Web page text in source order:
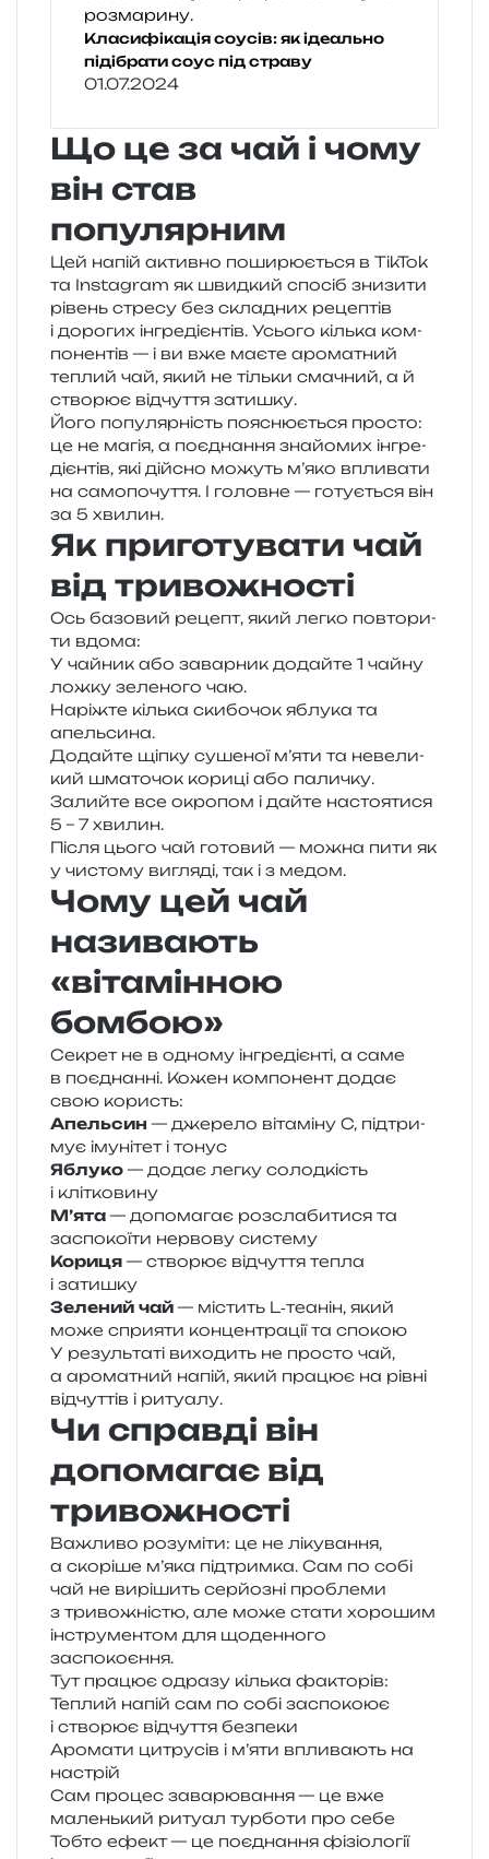
Класифікація соусів: як ідеально
підібрати соус під страву
01.07.2024
Що це за чай і чому
він став
популярним
Цей напій актив­но поши­рю­є­ться в TikTok
та Instagram як швид­кий спо­сіб зни­зи­ти
рівень стре­су без скла­дних реце­птів
і доро­гих інгре­ді­єн­тів. Усього кіль­ка ком­
по­нен­тів — і ви вже маєте аро­ма­тний
теплий чай, який не тіль­ки сма­чний, а й
ство­рює від­чу­т­тя затишку.
Його попу­ляр­ність поясню­є­ться про­сто:
це не магія, а поєд­на­н­ня зна­йо­мих інгре­
ді­єн­тів, які дій­сно можуть м’яко впли­ва­ти
на само­по­чу­т­тя. І голов­не — готу­є­ться він
за 5 хвилин.
Як приготувати чай
від тривожності
Ось базо­вий рецепт, який легко повто­ри­
ти вдома:
У чай­ник або завар­ник додай­те 1 чайну
ложку зеле­но­го чаю.
Наріжте кіль­ка ски­бо­чок яблу­ка та
апельсина.
Додайте щіпку суше­ної м’яти та неве­ли­
кий шма­то­чок кори­ці або паличку.
Залийте все окро­пом і дайте насто­я­ти­ся
5 – 7 хвилин.
Після цього чай гото­вий — можна пити як
у чисто­му вигля­ді, так і з медом.
Чому цей чай
називають
«вітамінною
бомбою»
Секрет не в одно­му інгре­ді­єн­ті, а саме
в поєд­нан­ні. Кожен ком­по­нент додає
свою користь:
Апельсин — дже­ре­ло віта­мі­ну C, під­три­
мує іму­ні­тет і тонус
Яблуко— додає легку солод­кість
і клітковину
М’ята— допо­ма­гає роз­сла­би­ти­ся та
заспо­ко­ї­ти нер­во­ву систему
Кориця— ство­рює від­чу­т­тя тепла
і затишку
Зелений чай— містить L‑теанін, який
може спри­я­ти кон­цен­тра­ції та спокою
У резуль­та­ті вихо­дить не про­сто чай,
а аро­ма­тний напій, який пра­цює на рівні
від­чут­тів і ритуалу.
Чи справді він
допомагає від
тривожності
Важливо розу­мі­ти: це не ліку­ва­н­ня,
а ско­рі­ше м’яка під­трим­ка. Сам по собі
чай не вирі­шить сер­йо­зні про­бле­ми
з три­во­жні­стю, але може стати хоро­шим
інстру­мен­том для щоден­но­го
заспокоєння.
Тут пра­цює одра­зу кіль­ка факторів:
Теплий напій сам по собі заспо­ко­ює
і ство­рює від­чу­т­тя безпеки
Аромати цитру­сів і м’яти впли­ва­ють на
настрій
Сам про­цес зава­рю­ва­н­ня — це вже
малень­кий риту­ал тур­бо­ти про себе
Тобто ефект — це поєд­на­н­ня фізіо­ло­гії